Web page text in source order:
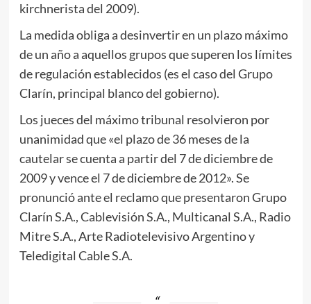
kirchnerista del 2009).
La medida obliga a desinvertir en un plazo máximo
de un año a aquellos grupos que superen los límites
de regulación establecidos (es el caso del Grupo
Clarín, principal blanco del gobierno).
Los jueces del máximo tribunal resolvieron por
unanimidad que «el plazo de 36 meses de la
cautelar se cuenta a partir del 7 de diciembre de
2009 y vence el 7 de diciembre de 2012». Se
pronunció ante el reclamo que presentaron Grupo
Clarín S.A., Cablevisión S.A., Multicanal S.A., Radio
Mitre S.A., Arte Radiotelevisivo Argentino y
Teledigital Cable S.A.